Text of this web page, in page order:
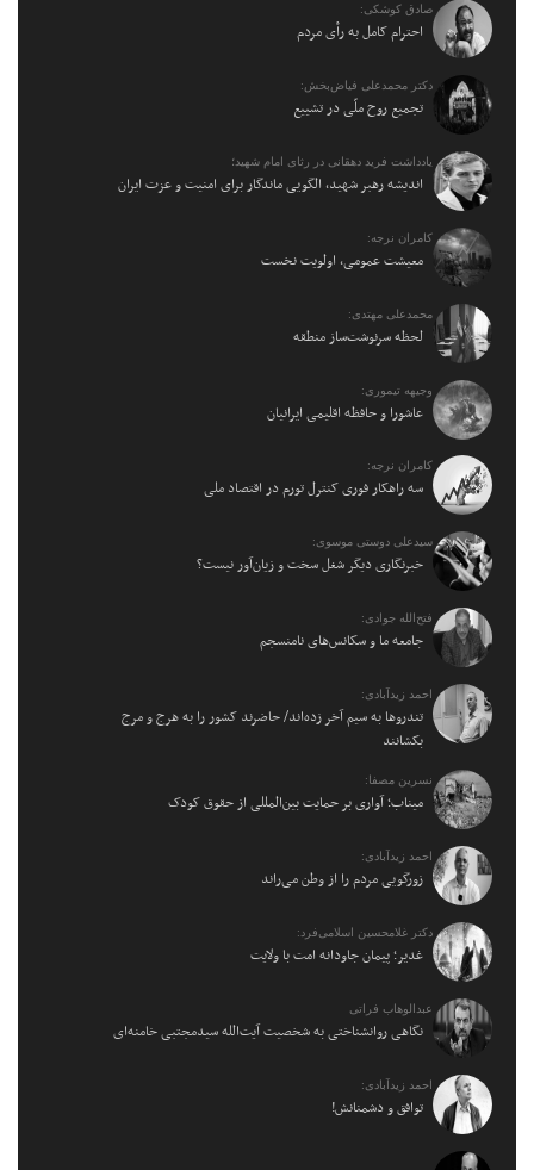
صادق کوشکی:
احترام کامل به رأی مردم
دکتر محمدعلی فیاض‌بخش:
تجمیع روح ملّی در تشییع
یادداشت فرید دهقانی در رثای امام شهید؛
اندیشه رهبر شهید، الگویی ماندگار برای امنیت و عزت ایران
کامران نرجه:
معیشت عمومی، اولویت نخست
محمدعلی مهتدی:
لحظه سرنوشت‌ساز منطقه
وجیهه تیموری:
عاشورا و حافظه اقلیمی ایرانیان
کامران نرجه:
سه راهکار فوری کنترل تورم در اقتصاد ملی
سیدعلی دوستی موسوی:
خبرنگاری دیگر شغل سخت و زیان‌آور نیست؟
فتح‌الله جوادی:
جامعه ما و سکانس‌های نامنسجم
احمد زیدآبادی:
تندروها به سیم آخر زده‌اند/ حاضرند کشور را به هرج و مرج
بکشانند
نسرین مصفا:
میناب؛ آواری بر حمایت بین‌المللی از حقوق کودک
احمد زیدآبادی:
زورگویی مردم را از وطن می‌راند
دکتر غلامحسین اسلامی‌فرد:
غدیر؛ پیمان جاودانه امت با ولایت
عبدالوهاب فراتی
نگاهی روانشناختی به شخصیت آیت‌الله سیدمجتبی خامنه‌ای
احمد زیدآبادی:
توافق و دشمنانش!